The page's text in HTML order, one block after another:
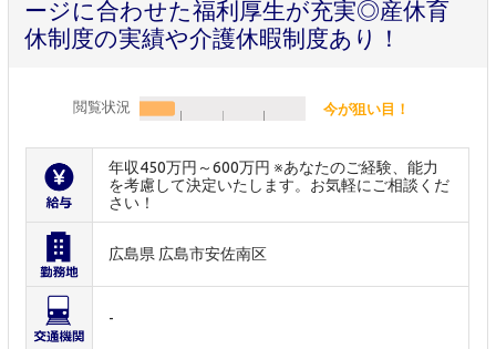
ージに合わせた福利厚生が充実◎産休育
休制度の実績や介護休暇制度あり！
閲覧状況 今が狙い目！
年収450万円～600万円 ※あなたのご経験、能力
を考慮して決定いたします。お気軽にご相談くだ
さい！
広島県 広島市安佐南区
-